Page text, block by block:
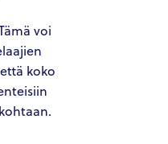
voi
koko